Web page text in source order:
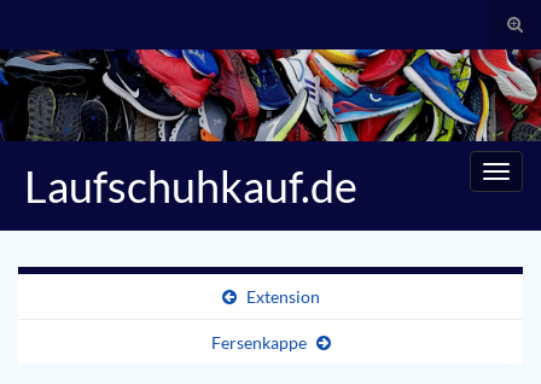
Search for:
Laufschuhkauf.de
Extension
Fersenkappe